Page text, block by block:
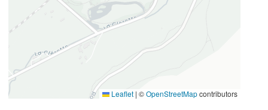
49.5990674
1.1083851
Leaflet | ©OpenStreetMapcontributors